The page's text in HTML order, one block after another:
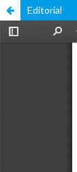
Editorial